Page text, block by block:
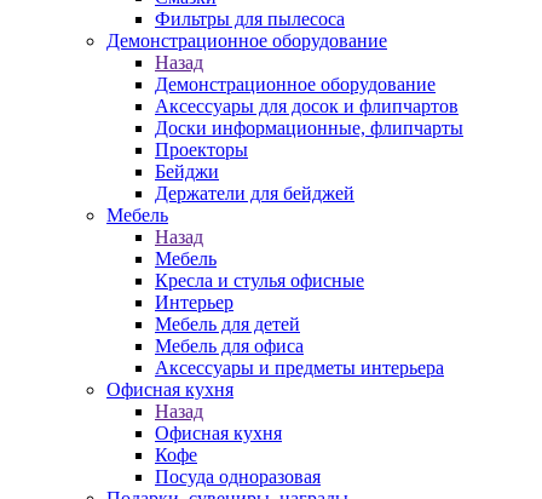
Фильтры для пылесоса
Демонстрационное оборудование
Назад
Демонстрационное оборудование
Аксессуары для досок и флипчартов
Доски информационные, флипчарты
Проекторы
Бейджи
Держатели для бейджей
Мебель
Назад
Мебель
Кресла и стулья офисные
Интерьер
Мебель для детей
Мебель для офиса
Аксессуары и предметы интерьера
Офисная кухня
Назад
Офисная кухня
Кофе
Посуда одноразовая